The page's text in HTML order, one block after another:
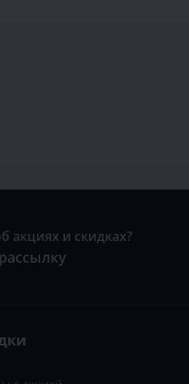
акциях и скидках?